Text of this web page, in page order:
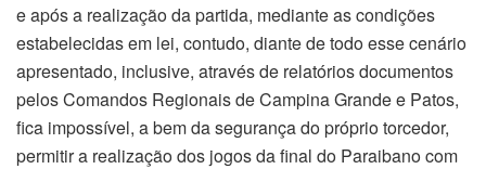
e após a realização da partida, mediante as condições
estabelecidas em lei, contudo, diante de todo esse cenário
apresentado, inclusive, através de relatórios documentos
pelos Comandos Regionais de Campina Grande e Patos,
fica impossível, a bem da segurança do próprio torcedor,
permitir a realização dos jogos da final do Paraibano com